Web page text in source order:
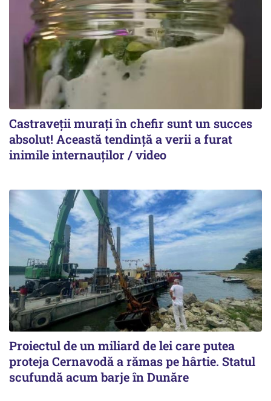
Castraveții murați în chefir sunt un succes
absolut! Această tendință a verii a furat
inimile internauților / video
Proiectul de un miliard de lei care putea
proteja Cernavodă a rămas pe hârtie. Statul
scufundă acum barje în Dunăre